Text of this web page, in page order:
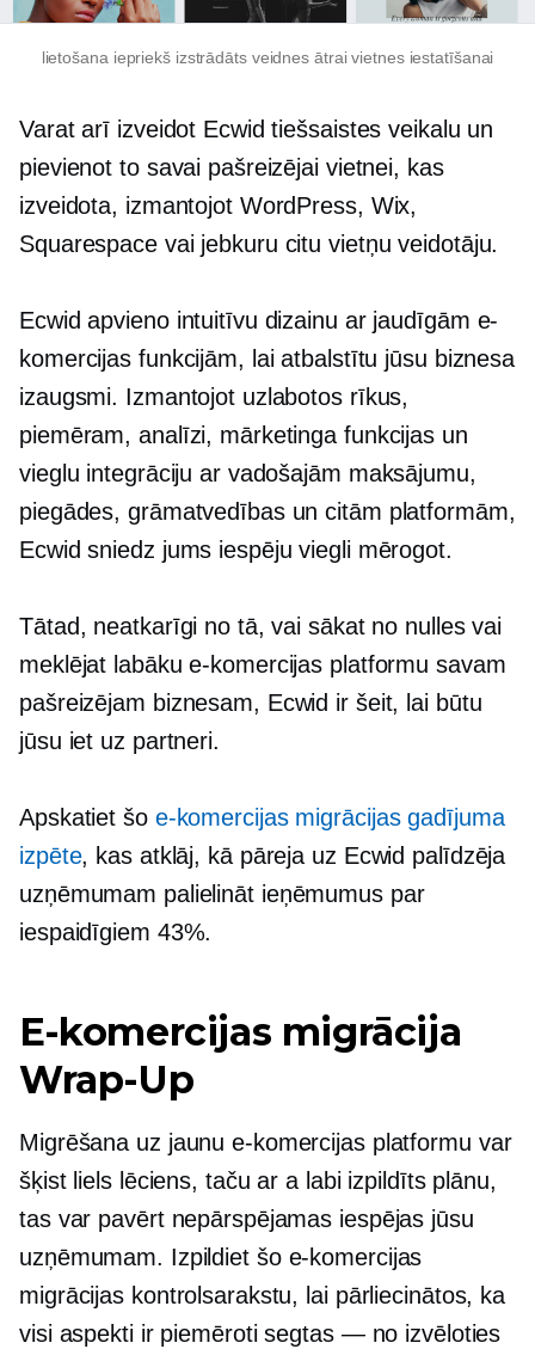
lietošana iepriekš izstrādātsveidnes ātrai vietnes iestatīšanai
Varat arī izveidot Ecwid tiešsaistes veikalu un
pievienot to savai pašreizējai vietnei, kas
izveidota, izmantojot WordPress, Wix,
Squarespace vai jebkuru citu vietņu veidotāju.
Ecwid apvieno intuitīvu dizainu ar jaudīgām e-
komercijas funkcijām, lai atbalstītu jūsu biznesa
izaugsmi. Izmantojot uzlabotos rīkus,
piemēram, analīzi, mārketinga funkcijas un
vieglu integrāciju ar vadošajām maksājumu,
piegādes, grāmatvedības un citām platformām,
Ecwid sniedz jums iespēju viegli mērogot.
Tātad, neatkarīgi no tā, vai sākat no nulles vai
meklējat labāku e-komercijas platformu savam
pašreizējam biznesam, Ecwid ir šeit, lai būtu
jūsu iet uz partneri.
Apskatiet šo e-komercijas migrācijas gadījuma
izpēte, kas atklāj, kā pāreja uz Ecwid palīdzēja
uzņēmumam palielināt ieņēmumus par
iespaidīgiem 43%.
E-komercijas migrācija
Wrap-Up
Migrēšana uz jaunu e-komercijas platformu var
šķist liels lēciens, taču ar a labi izpildītsplānu,
tas var pavērt nepārspējamas iespējas jūsu
uzņēmumam. Izpildiet šo e-komercijas
migrācijas kontrolsarakstu, lai pārliecinātos, ka
visi aspekti ir piemērotisegtas — no izvēloties